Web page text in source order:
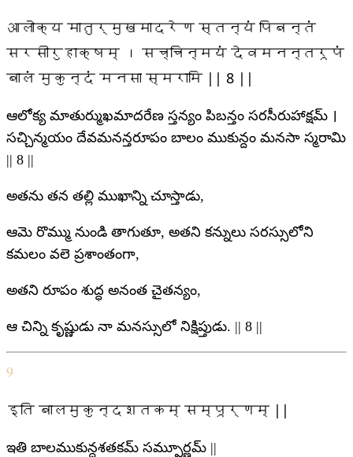
आलोक्य मातुर्मुखमादरेण स्तन्यं पिबन्तं
सरसीरुहाक्षम् । सच्चिन्मयं देवमनन्तरूपं
बालं मुकुन्दं मनसा स्मरामि || 8 ||
ఆలోక్య మాతుర్ముఖమాదరేణ స్తన్యం పిబన్తం సరసీరుహాక్షమ్ ।
సచ్చిన్మయం దేవమనన్తరూపం బాలం ముకున్దం మనసా స్మరామి
|| 8 ||
అతను తన తల్లి ముఖాన్ని చూస్తాడు,
ఆమె రొమ్ము నుండి తాగుతూ, అతని కన్నులు సరస్సులోని
కమలం వలె ప్రశాంతంగా,
అతని రూపం శుద్ధ అనంత చైతన్యం,
ఆ చిన్ని కృష్ణుడు నా మనస్సులో నిక్షిప్తుడు. || 8 ||
9
इति बालमुकुन्दशतकम् सम्पूर्णम् ||
ఇతి బాలముకున్దశతకమ్ సమ్పూర్ణమ్ ||